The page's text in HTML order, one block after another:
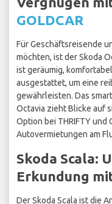
GOLDCAR
Für Geschäftsreisende
möchten, ist der Skoda
ist geräumig,
ausgestattet, um eine
gewährleisten. Das
Octavia zieht Blicke auf
Option bei THRIFTY und
Autovermietungen am
Skoda Scala:
Erkundung
Der Skoda Scala ist die